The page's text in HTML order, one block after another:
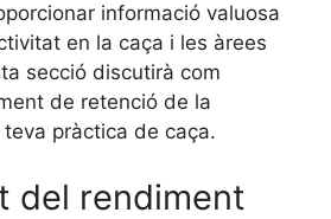
informació valuosa
en la caça i les àrees
secció discutirà com
de retenció de la
pràctica de caça.
del rendiment